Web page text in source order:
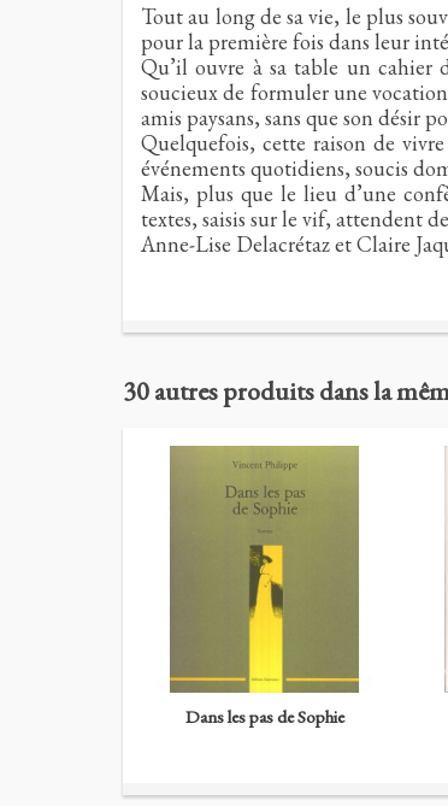
Tout au long de sa vie, le plus
pour la première fois dans leur
Qu’il ouvre à sa table un cahier
soucieux de formuler une
amis paysans, sans que son désir
Quelquefois, cette raison de
événements quotidiens, soucis
Mais, plus que le lieu d’une
textes, saisis sur le vif, attendent
Anne-Lise Delacrétaz et Claire
30 autres produits dans la
Dans les pas de Sophie